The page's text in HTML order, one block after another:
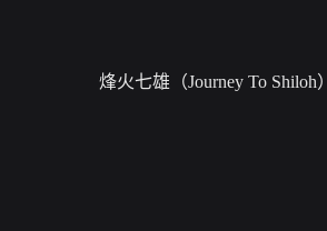
烽火七雄（Journey To Shiloh）